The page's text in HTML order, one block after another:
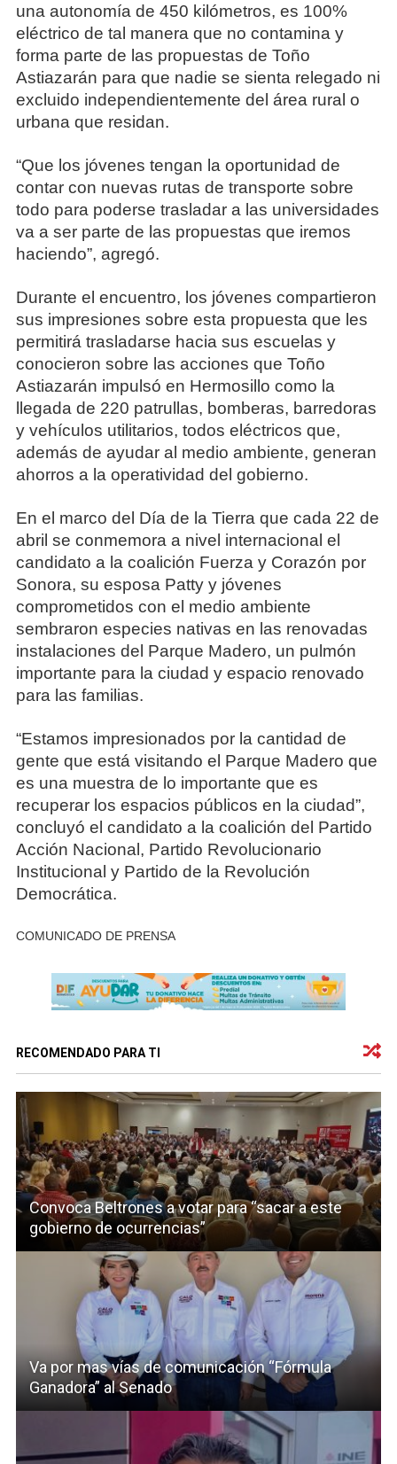
una autonomía de 450 kilómetros, es 100%
eléctrico de tal manera que no contamina y
forma parte de las propuestas de Toño
Astiazarán para que nadie se sienta relegado ni
excluido independientemente del área rural o
urbana que residan.
“Que los jóvenes tengan la oportunidad de
contar con nuevas rutas de transporte sobre
todo para poderse trasladar a las universidades
va a ser parte de las propuestas que iremos
haciendo”, agregó.
Durante el encuentro, los jóvenes compartieron
sus impresiones sobre esta propuesta que les
permitirá trasladarse hacia sus escuelas y
conocieron sobre las acciones que Toño
Astiazarán impulsó en Hermosillo como la
llegada de 220 patrullas, bomberas, barredoras
y vehículos utilitarios, todos eléctricos que,
además de ayudar al medio ambiente, generan
ahorros a la operatividad del gobierno.
En el marco del Día de la Tierra que cada 22 de
abril se conmemora a nivel internacional el
candidato a la coalición Fuerza y Corazón por
Sonora, su esposa Patty y jóvenes
comprometidos con el medio ambiente
sembraron especies nativas en las renovadas
instalaciones del Parque Madero, un pulmón
importante para la ciudad y espacio renovado
para las familias.
“Estamos impresionados por la cantidad de
gente que está visitando el Parque Madero que
es una muestra de lo importante que es
recuperar los espacios públicos en la ciudad”,
concluyó el candidato a la coalición del Partido
Acción Nacional, Partido Revolucionario
Institucional y Partido de la Revolución
Democrática.
COMUNICADO DE PRENSA
RECOMENDADO PARA TI
Convoca Beltrones a votar para “sacar a este
gobierno de ocurrencias”
Va por mas vías de comunicación “Fórmula
Ganadora” al Senado